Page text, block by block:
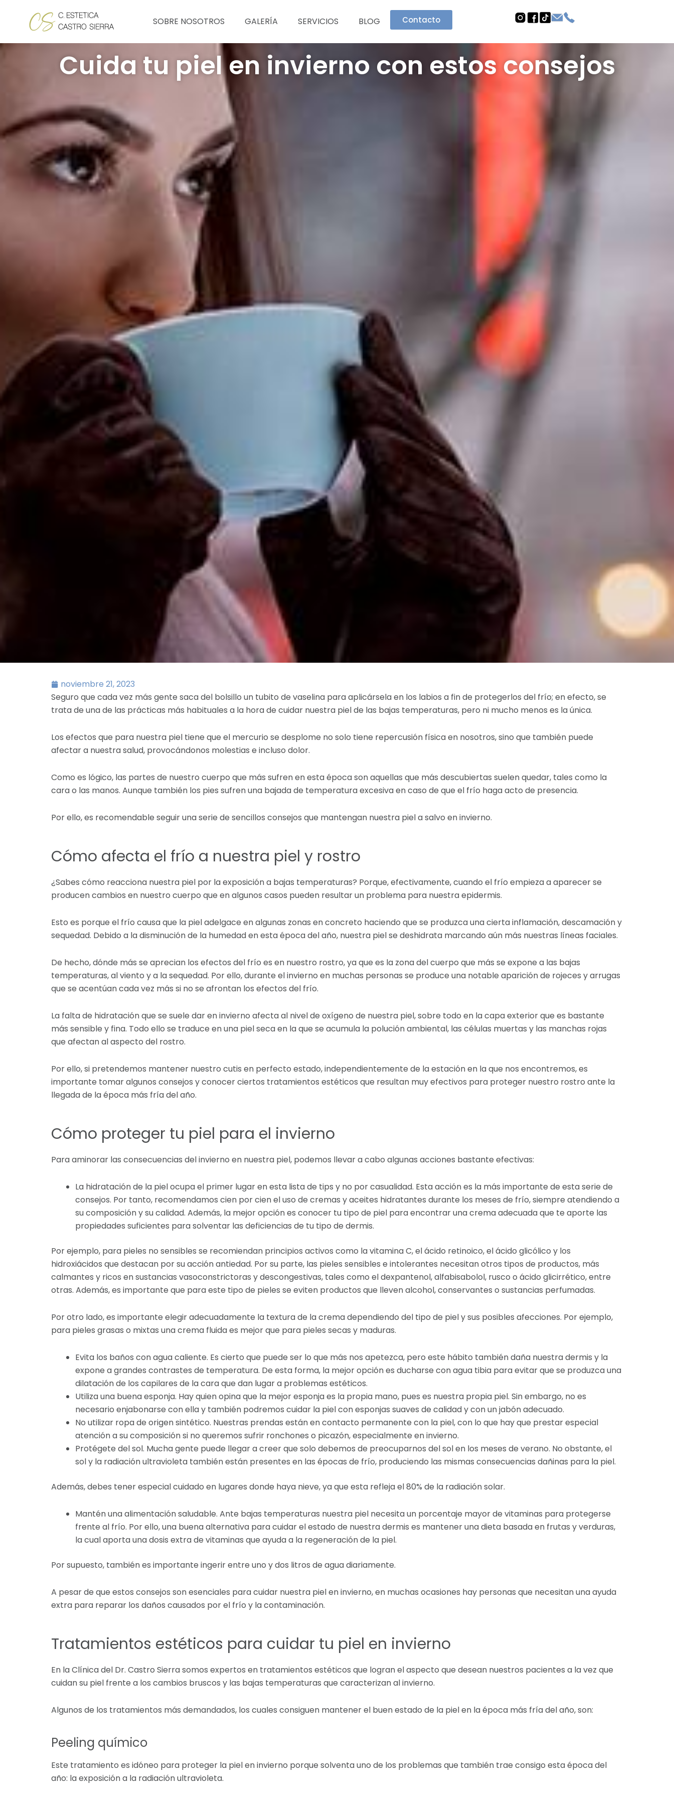
contenido
SOBRE NOSOTROS GALERÍA SERVICIOS BLOG Contacto
Cuida tu piel en invierno con estos consejos
noviembre 21, 2023
Seguro que cada vez más gente saca del bolsillo un tubito de vaselina para aplicársela en los labios a fin de protegerlos del frío; en efecto, se
trata de una de las prácticas más habituales a la hora de cuidar nuestra piel de las bajas temperaturas, pero ni mucho menos es la única.
Los efectos que para nuestra piel tiene que el mercurio se desplome no solo tiene repercusión física en nosotros, sino que también puede
afectar a nuestra salud, provocándonos molestias e incluso dolor.
Como es lógico, las partes de nuestro cuerpo que más sufren en esta época son aquellas que más descubiertas suelen quedar, tales como la
cara o las manos. Aunque también los pies sufren una bajada de temperatura excesiva en caso de que el frío haga acto de presencia.
Por ello, es recomendable seguir una serie de sencillos consejos que mantengan nuestra piel a salvo en invierno.
Cómo afecta el frío a nuestra piel y rostro
¿Sabes cómo reacciona nuestra piel por la exposición a bajas temperaturas? Porque, efectivamente, cuando el frío empieza a aparecer se
producen cambios en nuestro cuerpo que en algunos casos pueden resultar un problema para nuestra epidermis.
Esto es porque el frío causa que la piel adelgace en algunas zonas en concreto haciendo que se produzca una cierta inflamación, descamación y
sequedad. Debido a la disminución de la humedad en esta época del año, nuestra piel se deshidrata marcando aún más nuestras líneas faciales.
De hecho, dónde más se aprecian los efectos del frío es en nuestro rostro, ya que es la zona del cuerpo que más se expone a las bajas
temperaturas, al viento y a la sequedad. Por ello, durante el invierno en muchas personas se produce una notable aparición de rojeces y arrugas
que se acentúan cada vez más si no se afrontan los efectos del frío.
La falta de hidratación que se suele dar en invierno afecta al nivel de oxígeno de nuestra piel, sobre todo en la capa exterior que es bastante
más sensible y fina. Todo ello se traduce en una piel seca en la que se acumula la polución ambiental, las células muertas y las manchas rojas
que afectan al aspecto del rostro.
Por ello, si pretendemos mantener nuestro cutis en perfecto estado, independientemente de la estación en la que nos encontremos, es
importante tomar algunos consejos y conocer ciertos tratamientos estéticos que resultan muy efectivos para proteger nuestro rostro ante la
llegada de la época más fría del año.
Cómo proteger tu piel para el invierno
Para aminorar las consecuencias del invierno en nuestra piel, podemos llevar a cabo algunas acciones bastante efectivas:
La hidratación de la piel ocupa el primer lugar en esta lista de tips y no por casualidad. Esta acción es la más importante de esta serie de
consejos. Por tanto, recomendamos cien por cien el uso de cremas y aceites hidratantes durante los meses de frío, siempre atendiendo a
su composición y su calidad. Además, la mejor opción es conocer tu tipo de piel para encontrar una crema adecuada que te aporte las
propiedades suficientes para solventar las deficiencias de tu tipo de dermis.
Por ejemplo, para pieles no sensibles se recomiendan principios activos como la vitamina C, el ácido retinoico, el ácido glicólico y los
hidroxiácidos que destacan por su acción antiedad. Por su parte, las pieles sensibles e intolerantes necesitan otros tipos de productos, más
calmantes y ricos en sustancias vasoconstrictoras y descongestivas, tales como el dexpantenol, alfabisabolol, rusco o ácido glicirrético, entre
otras. Además, es importante que para este tipo de pieles se eviten productos que lleven alcohol, conservantes o sustancias perfumadas.
Por otro lado, es importante elegir adecuadamente la textura de la crema dependiendo del tipo de piel y sus posibles afecciones. Por ejemplo,
para pieles grasas o mixtas una crema fluida es mejor que para pieles secas y maduras.
Evita los baños con agua caliente. Es cierto que puede ser lo que más nos apetezca, pero este hábito también daña nuestra dermis y la
expone a grandes contrastes de temperatura. De esta forma, la mejor opción es ducharse con agua tibia para evitar que se produzca una
dilatación de los capilares de la cara que dan lugar a problemas estéticos.
Utiliza una buena esponja. Hay quien opina que la mejor esponja es la propia mano, pues es nuestra propia piel. Sin embargo, no es
necesario enjabonarse con ella y también podremos cuidar la piel con esponjas suaves de calidad y con un jabón adecuado.
No utilizar ropa de origen sintético. Nuestras prendas están en contacto permanente con la piel, con lo que hay que prestar especial
atención a su composición si no queremos sufrir ronchones o picazón, especialmente en invierno.
Protégete del sol. Mucha gente puede llegar a creer que solo debemos de preocuparnos del sol en los meses de verano. No obstante, el
sol y la radiación ultravioleta también están presentes en las épocas de frío, produciendo las mismas consecuencias dañinas para la piel.
Además, debes tener especial cuidado en lugares donde haya nieve, ya que esta refleja el 80% de la radiación solar.
Mantén una alimentación saludable. Ante bajas temperaturas nuestra piel necesita un porcentaje mayor de vitaminas para protegerse
frente al frío. Por ello, una buena alternativa para cuidar el estado de nuestra dermis es mantener una dieta basada en frutas y verduras,
la cual aporta una dosis extra de vitaminas que ayuda a la regeneración de la piel.
Por supuesto, también es importante ingerir entre uno y dos litros de agua diariamente.
A pesar de que estos consejos son esenciales para cuidar nuestra piel en invierno, en muchas ocasiones hay personas que necesitan una ayuda
extra para reparar los daños causados por el frío y la contaminación.
Tratamientos estéticos para cuidar tu piel en invierno
En la Clínica del Dr. Castro Sierra somos expertos en tratamientos estéticos que logran el aspecto que desean nuestros pacientes a la vez que
cuidan su piel frente a los cambios bruscos y las bajas temperaturas que caracterizan al invierno.
Algunos de los tratamientos más demandados, los cuales consiguen mantener el buen estado de la piel en la época más fría del año, son:
Peeling químico
Este tratamiento es idóneo para proteger la piel en invierno porque solventa uno de los problemas que también trae consigo esta época del
año: la exposición a la radiación ultravioleta.